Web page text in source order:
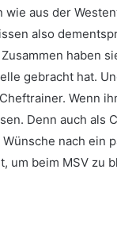
aus der
also
haben
gebracht hat.
Wenn
Denn auch als
nach ein
um beim MSV zu